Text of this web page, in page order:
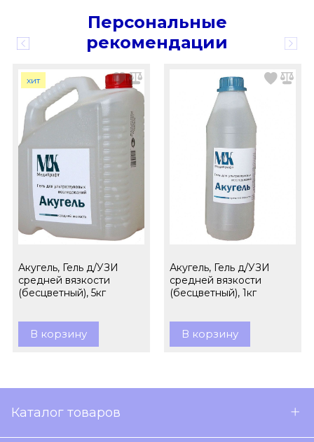
Персональные
рекомендации
хит
Акугель, Гель д/УЗИ
средней вязкости
(бесцветный), 5кг
В корзину
Акугель, Гель д/УЗИ
средней вязкости
(бесцветный), 1кг
В корзину
Каталог товаров